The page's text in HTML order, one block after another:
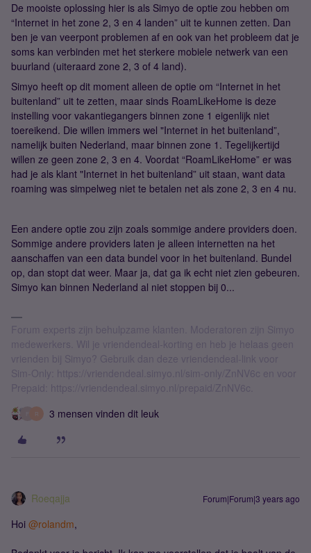
De mooiste oplossing hier is als Simyo de optie zou hebben om
“Internet in het zone 2, 3 en 4 landen” uit te kunnen zetten. Dan
ben je van veerpont problemen af en ook van het probleem dat je
soms kan verbinden met het sterkere mobiele netwerk van een
buurland (uiteraard zone 2, 3 of 4 land).
Simyo heeft op dit moment alleen de optie om “Internet in het
buitenland” uit te zetten, maar sinds RoamLikeHome is deze
instelling voor vakantiegangers binnen zone 1 eigenlijk niet
toereikend. Die willen immers wel "Internet in het buitenland”,
namelijk buiten Nederland, maar binnen zone 1. Tegelijkertijd
willen ze geen zone 2, 3 en 4. Voordat “RoamLikeHome” er was
had je als klant "Internet in het buitenland” uit staan, want data
roaming was simpelweg niet te betalen net als zone 2, 3 en 4 nu.
Een andere optie zou zijn zoals sommige andere providers doen.
Sommige andere providers laten je alleen internetten na het
aanschaffen van een data bundel voor in het buitenland. Bundel
op, dan stopt dat weer. Maar ja, dat ga ik echt niet zien gebeuren.
Simyo kan binnen Nederland al niet stoppen bij 0...
Forum experts zijn behulpzame klanten. Moderatoren zijn Simyo
medewerkers. Wil je vriendendeal-korting en heb je helaas geen
vrienden bij Simyo? Gebruik dan deze vriendendeal-link voor
Sim-Only: https://vriendendeal.simyo.nl/sim-only/ZnNV6c en voor
Prepaid: https://vriendendeal.simyo.nl/prepaid/ZnNV6c.
R 3 mensen vinden dit leuk
Roeqajja Forum|Forum|3 years ago
Hoi @rolandm,